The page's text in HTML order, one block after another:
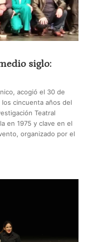
siglo:
acogió el 30 de
cincuenta años del
Teatral
en 1975 y clave en el
organizado por el